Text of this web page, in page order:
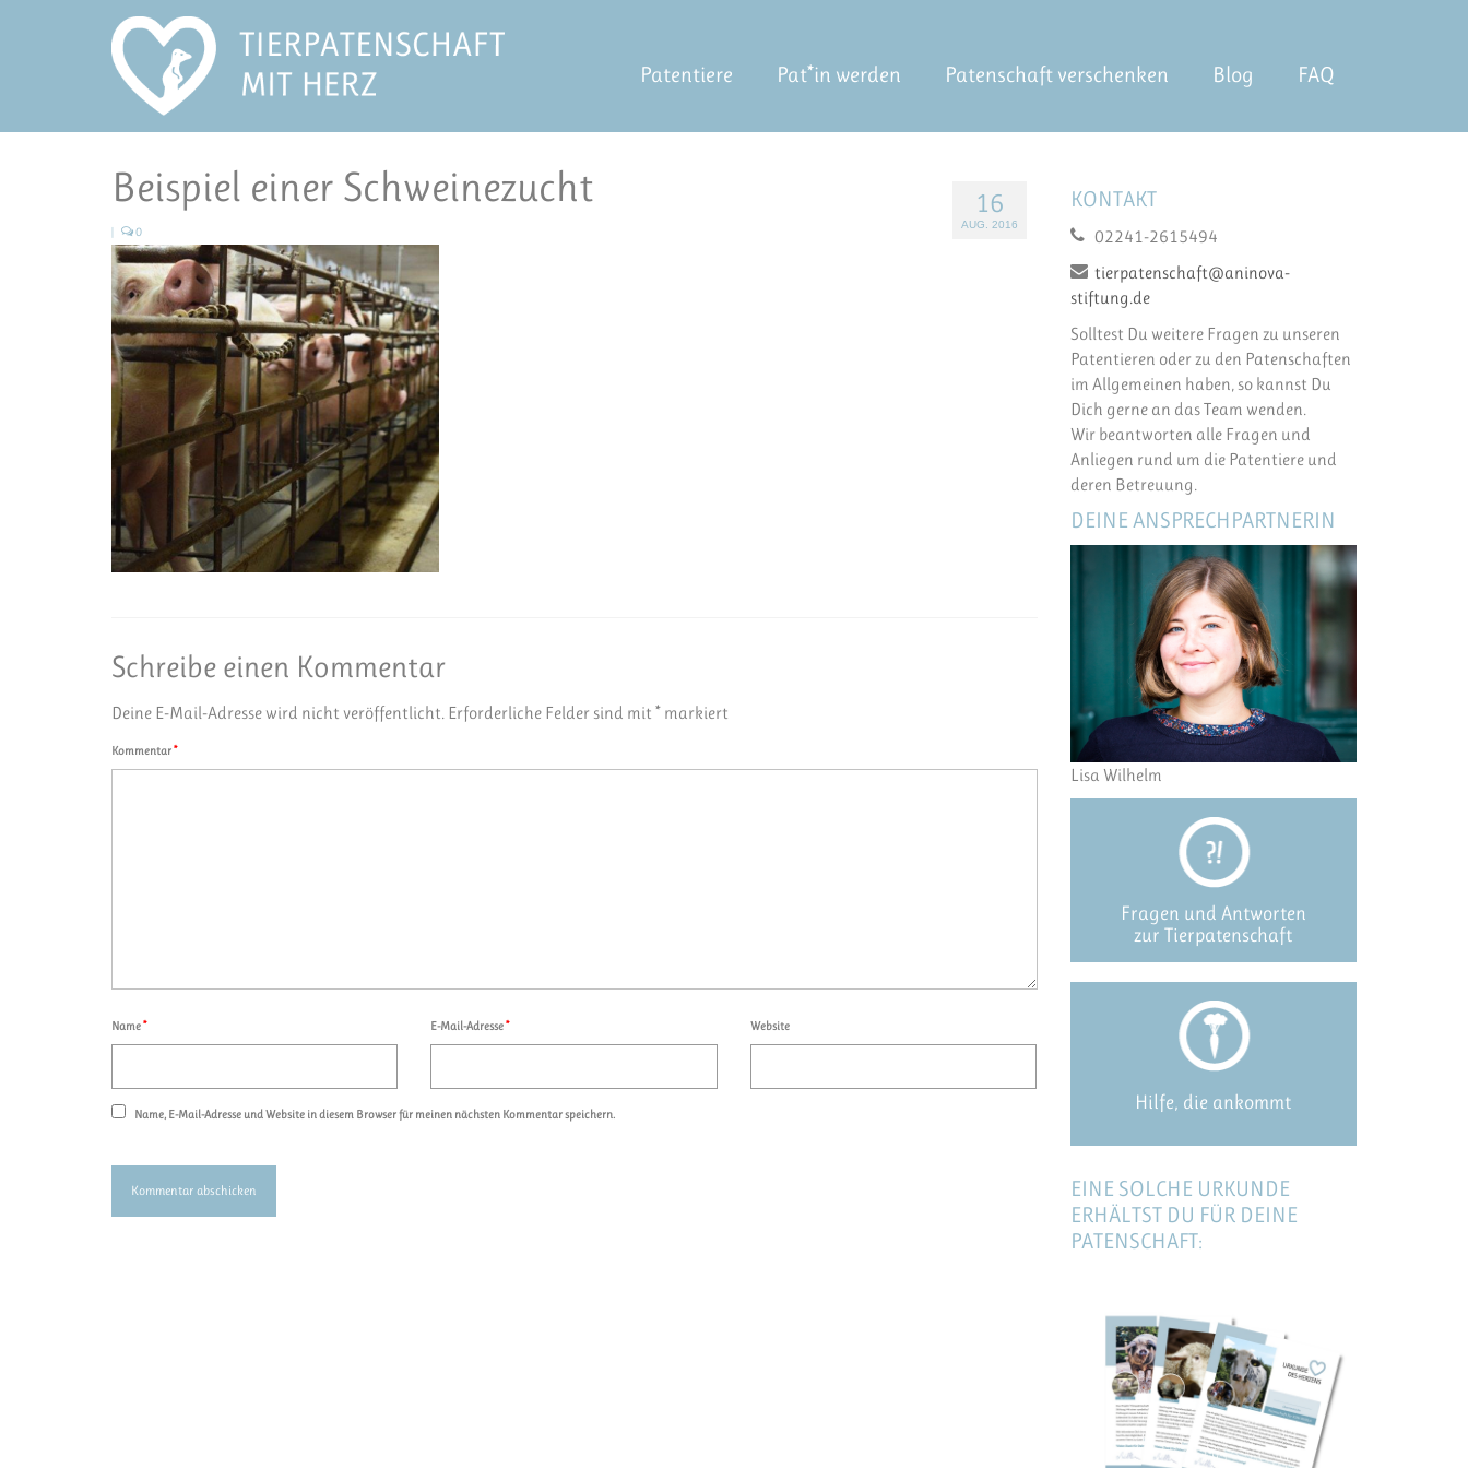
Patentiere Pat*in werden Patenschaft verschenken Blog FAQ
16
AUG. 2016
Beispiel einer Schweinezucht
0
Schreibe einen Kommentar
Deine E-Mail-Adresse wird nicht veröffentlicht. Erforderliche Felder sind mit * markiert
Kommentar*
Name* E-Mail-Adresse* Website
Name, E-Mail-Adresse und Website in diesem Browser für meinen nächsten Kommentar speichern.
KONTAKT
02241-2615494
tierpatenschaft@aninova-
stiftung.de
Solltest Du weitere Fragen zu unseren
Patentieren oder zu den Patenschaften
im Allgemeinen haben, so kannst Du
Dich gerne an das Team wenden.
Wir beantworten alle Fragen und
Anliegen rund um die Patentiere und
deren Betreuung.
DEINE ANSPRECHPARTNERIN
Lisa Wilhelm
Fragen und Antworten
zur Tierpatenschaft
Hilfe, die ankommt
EINE SOLCHE URKUNDE
ERHÄLTST DU FÜR DEINE
PATENSCHAFT: